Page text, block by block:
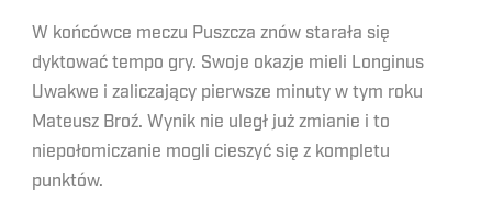
W końcówce meczu Puszcza znów starała się
dyktować tempo gry. Swoje okazje mieli Longinus
Uwakwe i zaliczający pierwsze minuty w tym roku
Mateusz Broź. Wynik nie uległ już zmianie i to
niepołomiczanie mogli cieszyć się z kompletu
punktów.